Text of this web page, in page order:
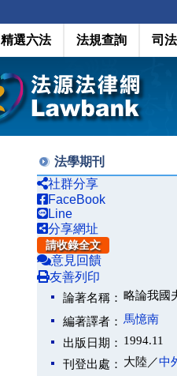
精選六法 法規查詢 司
法學期刊
社群分享
FaceBook
Line
分享網址
請收錄全文
意見回饋
友善列印
論著名稱： 略論我國
編著譯者： 馬憶南
出版日期： 1994.11
刊登出處： 大陸／中